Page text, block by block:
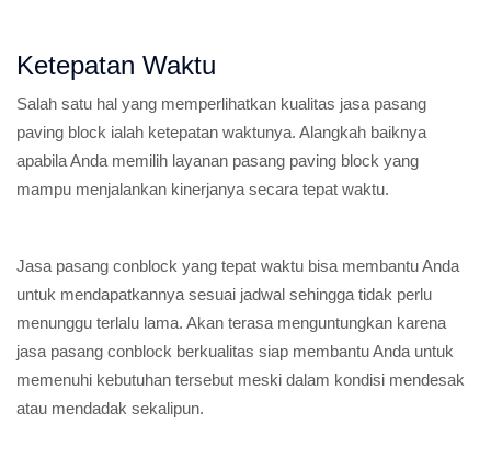
Ketepatan Waktu
Salah satu hal yang memperlihatkan kualitas jasa pasang
paving block ialah ketepatan waktunya. Alangkah baiknya
apabila Anda memilih layanan pasang paving block yang
mampu menjalankan kinerjanya secara tepat waktu.
Jasa pasang conblock yang tepat waktu bisa membantu Anda
untuk mendapatkannya sesuai jadwal sehingga tidak perlu
menunggu terlalu lama. Akan terasa menguntungkan karena
jasa pasang conblock berkualitas siap membantu Anda untuk
memenuhi kebutuhan tersebut meski dalam kondisi mendesak
atau mendadak sekalipun.